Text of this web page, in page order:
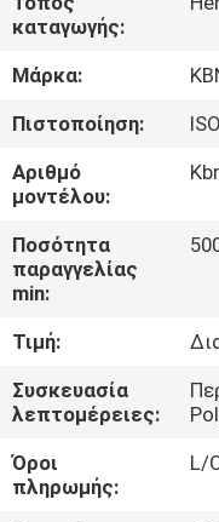
ΓΎΡΟΣ
ΕΡΓΟΣΤΑΣΊΩΝ
ΠΟΙΟΤΙΚΌΣ
ΈΛΕΓΧΟΣ
ΕΛΆΤΕ
ΣΕ
ΕΠΑΦΉ
ΜΕ
καταγωγής:
Μάρκα:
Πιστοποίηση:
ISO
Αριθμό
μοντέλου:
Ποσότητα
παραγγελίας
min:
Τιμή:
Συσκευασία
λεπτομέρειες:
Όροι
πληρωμής:
L/